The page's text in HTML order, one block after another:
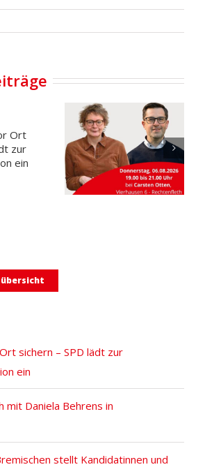
mit
Daniela
Behrens in
Rechtenfleth
sichern – SPD lädt zur
ein
mit Daniela Behrens in
stellt Kandidatinnen und